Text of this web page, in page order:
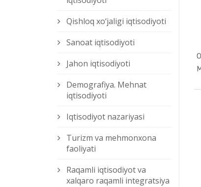
Qishloq xо‘jaligi iqtisodiyoti
Sanoat iqtisodiyoti
Jahon iqtisodiyoti
Demografiya. Mehnat
iqtisodiyoti
Iqtisodiyot nazariyasi
Turizm va mehmonxona
faoliyati
Raqamli iqtisodiyot va
xalqaro raqamli integratsiya